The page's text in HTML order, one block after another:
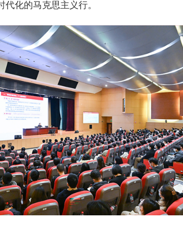
化的马克思主义行。